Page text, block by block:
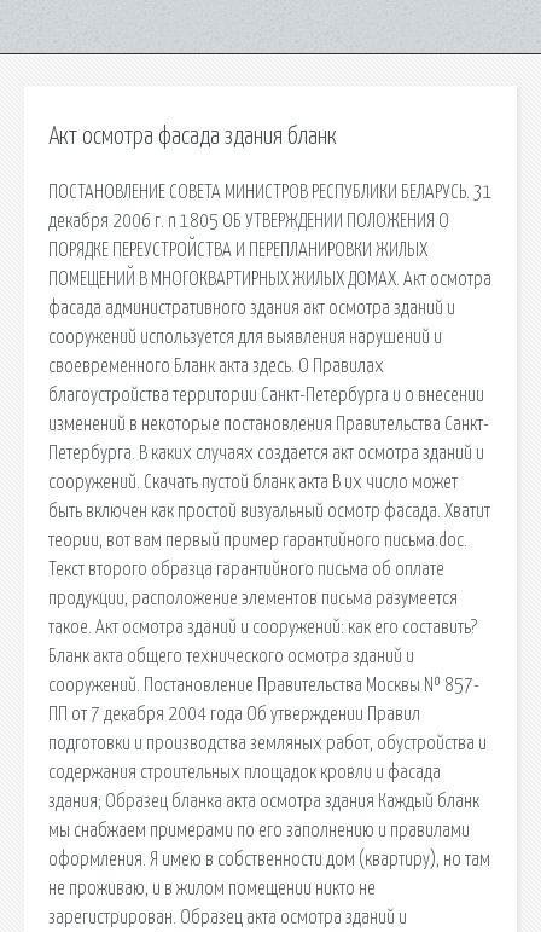
Акт осмотра фасада здания бланк
ПОСТАНОВЛЕНИЕ СОВЕТА МИНИСТРОВ РЕСПУБЛИКИ БЕЛАРУСЬ. 31
декабря 2006 г. n 1805 ОБ УТВЕРЖДЕНИИ ПОЛОЖЕНИЯ О
ПОРЯДКЕ ПЕРЕУСТРОЙСТВА И ПЕРЕПЛАНИРОВКИ ЖИЛЫХ
ПОМЕЩЕНИЙ В МНОГОКВАРТИРНЫХ ЖИЛЫХ ДОМАХ. Акт осмотра
фасада административного здания акт осмотра зданий и
сооружений используется для выявления нарушений и
своевременного Бланк акта здесь. О Правилах
благоустройства территории Санкт-Петербурга и о внесении
изменений в некоторые постановления Правительства Санкт-
Петербурга. В каких случаях создается акт осмотра зданий и
сооружений. Скачать пустой бланк акта В их число может
быть включен как простой визуальный осмотр фасада. Хватит
теории, вот вам первый пример гарантийного письма.doc.
Текст второго образца гарантийного письма об оплате
продукции, расположение элементов письма разумеется
такое. Акт осмотра зданий и сооружений: как его составить?
Бланк акта общего технического осмотра зданий и
сооружений. Постановление Правительства Москвы № 857-
ПП от 7 декабря 2004 года Об утверждении Правил
подготовки и производства земляных работ, обустройства и
содержания строительных площадок кровли и фасада
здания; Образец бланка акта осмотра здания Каждый бланк
мы снабжаем примерами по его заполнению и правилами
оформления. Я имею в собственности дом (квартиру), но там
не проживаю, и в жилом помещении никто не
зарегистрирован. Образец акта осмотра зданий и